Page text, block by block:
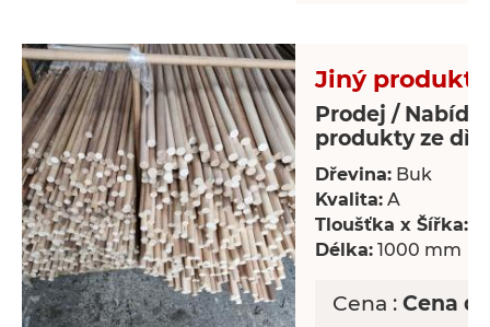
Jiný produkt
Prodej /
produkty ze
Dřevina: Buk
Kvalita: A
Tloušťka x Šířka:
Délka: 1000 mm
Cena : Cena